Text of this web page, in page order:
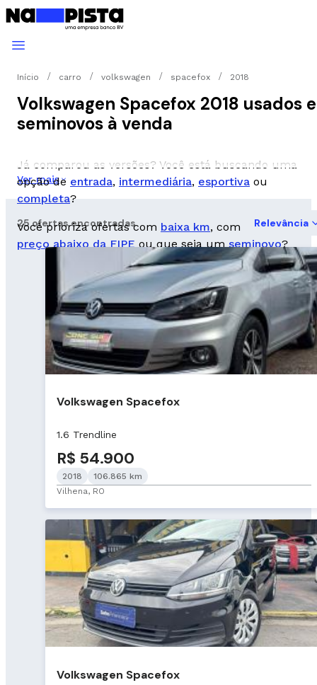
Início carro volkswagen spacefox 2018
Volkswagen Spacefox 2018 usados e
seminovos à venda
Já comparou as versões? Você está buscando uma
opção de entrada, intermediária, esportiva ou
completa?
Você prioriza ofertas com baixa km, com
preço abaixo da FIPEou que seja umseminovo?
Ver mais
25 ofertas encontradas Relevância
Volkswagen Spacefox
1.6 Trendline
R$ 54.900
2018
106.865 km
Vilhena, RO
Volkswagen Spacefox